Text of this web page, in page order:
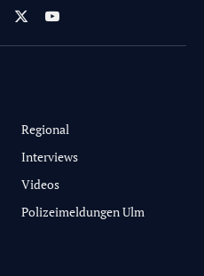
X
(Twitter)
YouTube
Regional
Interviews
Videos
Polizeimeldungen Ulm